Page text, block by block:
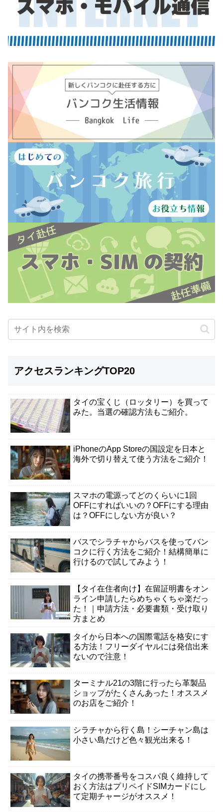
アクセスランキングTOP20
タイの宝くじ（ロッタリー）を買って
みた。当選の確認方法もご紹介。
iPhoneのApp Storeの国設定を日本と
海外で切り替えて使う方法をご紹介！
スマホの電源ってどのくらいに1回
OFFにすればいいの？OFFにする理由
は？OFFにしない方が良い？
バスでシラチャからバスを使ってバン
コクに行く方法をご紹介！結構簡単に
行けるので試してみよう！
【タイ在住者向け】在留証明書をオン
ライン申請したらめちゃくちゃ楽だっ
た！｜申請方法・必要書類・受け取り
方まとめ
タイから日本への国際電話を格安にす
る方法！フリーダイヤルには発信出来
ないので注意！
ターミナル21の3階に行ったら革製品
ショップがたくさんあった！オススメ
のお店をご紹介！
シラチャから行く島！シーチャン島は
小さい島だけど色々観光出来る！
タイの携帯番号をコスパ良く維持して
おく方法はプリペイドSIMカードにし
て定期チャージがオススメ！